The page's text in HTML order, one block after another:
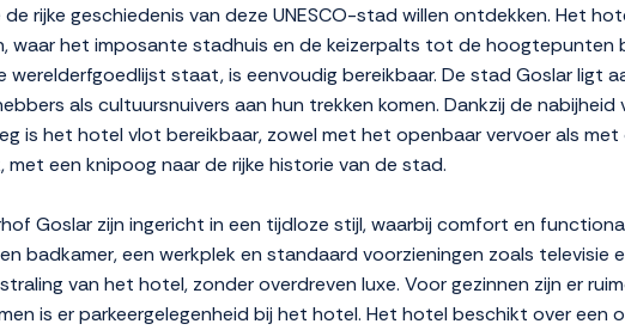
rijke geschiedenis van deze UNESCO-stad willen ontdekken. Het
waar het imposante stadhuis en de keizerpalts tot de hoogtepunten
werelderfgoedlijst staat, is eenvoudig bereikbaar. De stad Goslar ligt
als cultuursnuivers aan hun trekken komen. Dankzij de
is het hotel vlot bereikbaar, zowel met het openbaar vervoer als
een knipoog naar de rijke historie van de stad.
Goslar zijn ingericht in een tijdloze stijl, waarbij comfort en
badkamer, een werkplek en standaard voorzieningen zoals televisie
van het hotel, zonder overdreven luxe. Voor gezinnen zijn er
is er parkeergelegenheid bij het hotel. Het hotel beschikt over een